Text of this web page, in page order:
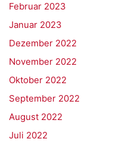
Februar 2023
Januar 2023
Dezember 2022
November 2022
Oktober 2022
September 2022
August 2022
Juli 2022